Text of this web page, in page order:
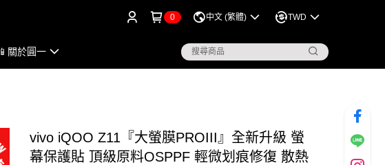
0 中文 (繁體) TWD
📱關於圓一
vivo iQOO Z11『大螢膜PROIII』全新升級 螢
幕保護貼 頂級原料OSPPF 輕微划痕修復 散熱